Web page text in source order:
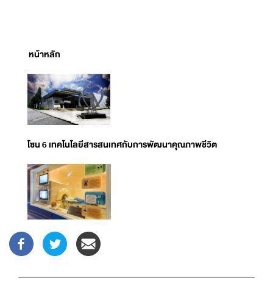
หน้าหลัก
โซน 6 เทคโนโลยีสารสนเทศกับการพัฒนาคุณภาพชีวิต